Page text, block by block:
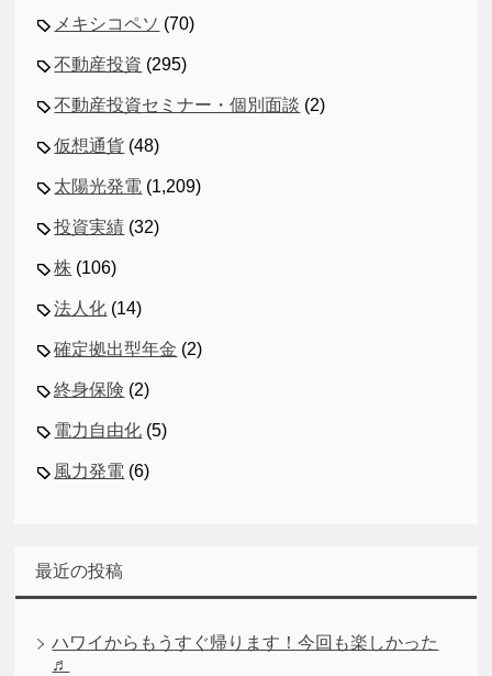
メキシコペソ (70)
不動産投資 (295)
不動産投資セミナー・個別面談 (2)
仮想通貨 (48)
太陽光発電 (1,209)
投資実績 (32)
株 (106)
法人化 (14)
確定拠出型年金 (2)
終身保険 (2)
電力自由化 (5)
風力発電 (6)
最近の投稿
ハワイからもうすぐ帰ります！今回も楽しかった
♬